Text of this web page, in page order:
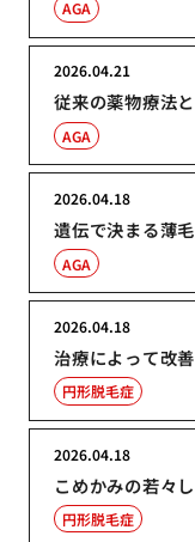
AGA
従来の薬物療法
2026.04.21
AGA
遺伝で決まる薄
2026.04.18
AGA
治療によって改
2026.04.18
円形脱毛症
こめかみの若々
2026.04.18
円形脱毛症